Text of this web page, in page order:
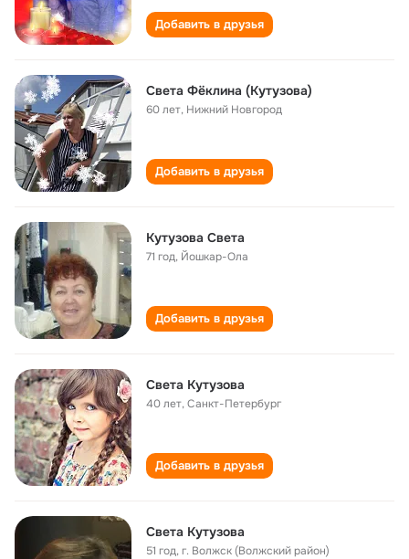
Добавить в друзья
Света Фёклина (Кутузова)
60 лет, Нижний Новгород
Добавить в друзья
Кутузова Света
71 год, Йошкар-Ола
Добавить в друзья
Света Кутузова
40 лет,Санкт-Петербург
Добавить в друзья
Света Кутузова
51 год,г. Волжск (Волжский район)